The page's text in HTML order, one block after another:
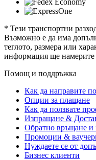
* Тези транспортни
Възможно е да има
теглото, размера или
информация ще намерите
Помощ и поддръжка
Как да направите
Опции за плащане
Как да ползвате
Изпращане &
Обратно връщане и
Промоции &
Нуждаете се от
Бизнес клиенти